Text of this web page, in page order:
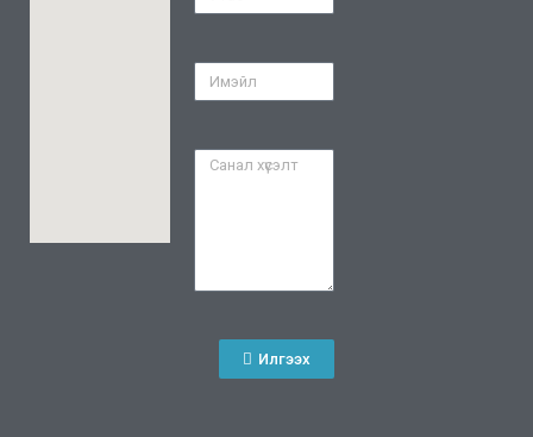
Илгээх